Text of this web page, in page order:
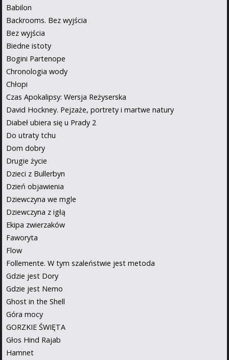
Babilon
Backrooms. Bez wyjścia
Bez wyjścia
Biedne istoty
Bogini Partenope
Chronologia wody
Chłopi
Czas Apokalipsy: Wersja Reżyserska
David Hockney. Pejzaże, portrety i martwe natury
Diabeł ubiera się u Prady 2
Do utraty tchu
Dom dobry
Drugie życie
Dzieci z Bullerbyn
Dzień objawienia
Dziewczyna we mgle
Dziewczyna z igłą
Ekipa zwierzaków
Faworyta
Flow
Follemente. W tym szaleństwie jest metoda
Gdzie jest Dory
Gdzie jest Nemo
Ghost in the Shell
Góra mocy
GORZKIE ŚWIĘTA
Głos Hind Rajab
Hamnet